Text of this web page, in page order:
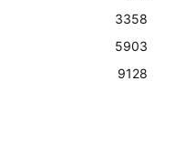
3358
5903
9128